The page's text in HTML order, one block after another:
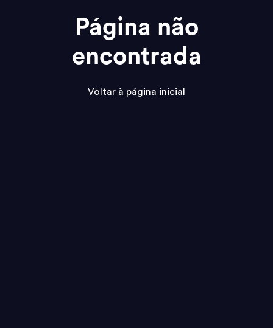
Página não
encontrada
Voltar à página inicial